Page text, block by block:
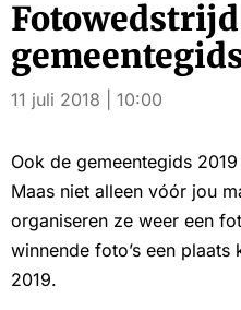
11 juli 2018 | 10:00
Ook de gemeentegids
Maas niet alleen vóór jou
organiseren ze weer een
winnende foto’s een
2019.